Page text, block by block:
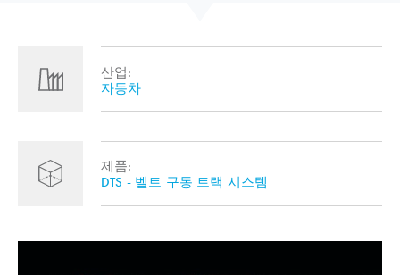
산업:
자동차
제품:
DTS - 벨트 구동 트랙 시스템